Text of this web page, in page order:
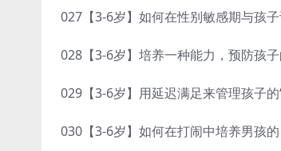
027【3-6岁】如何在性别敏感期与孩
028【3-6岁】培养一种能力，预防孩
029【3-6岁】用延迟满足来管理孩子
030【3-6岁】如何在打闹中培养男孩